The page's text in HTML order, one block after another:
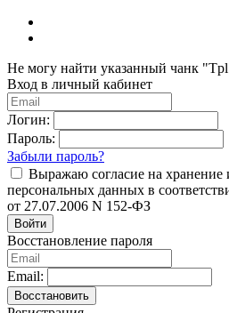
Не могу найти указанный чанк
Вход в личный кабинет
Логин:
Пароль:
Забыли пароль?
Выражаю согласие на хранение
персональных данных в
от 27.07.2006 N 152-ФЗ
Войти
Восстановление пароля
Email:
Восстановить